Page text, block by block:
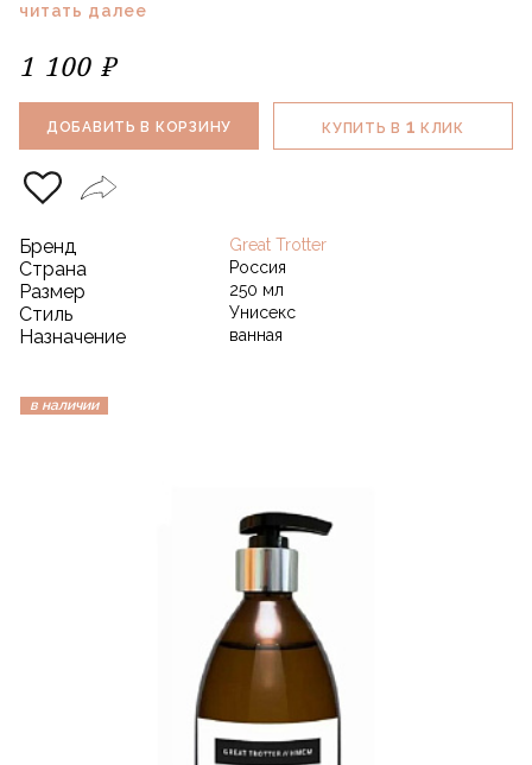
читать далее
1 100 ₽
ДОБАВИТЬ В КОРЗИНУ КУПИТЬ В 1 КЛИК
Бренд Great Trotter
Страна Россия
Размер 250 мл
Стиль Унисекс
Назначение ванная
в наличии